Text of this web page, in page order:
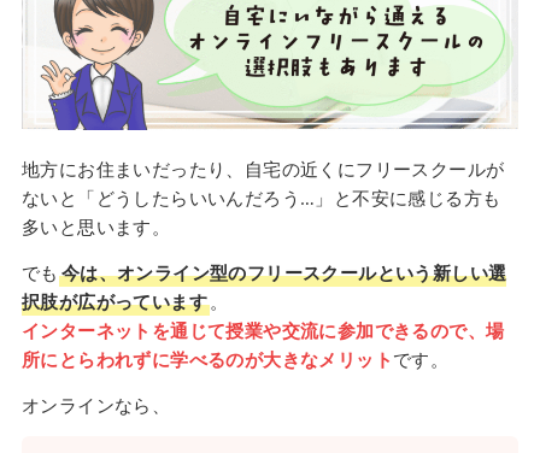
地方にお住まいだったり、自宅の近くにフリースクールが
ないと「どうしたらいいんだろう…」と不安に感じる方も
多いと思います。
でも 今は、オンライン型のフリースクールという新しい選
択肢が広がっています。
インターネットを通じて授業や交流に参加できるので、場
所にとらわれずに学べるのが大きなメリット です。
オンラインなら、